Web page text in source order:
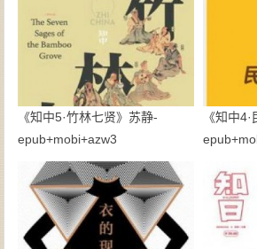
《知中5·竹林七贤》苏静-
epub+mobi+azw3
《知中